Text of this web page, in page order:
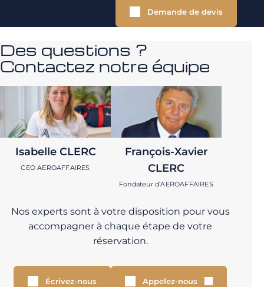
Demande de devis
Des questions ?
Contactez notre équipe
Isabelle CLERC
CEO AEROAFFAIRES
François-Xavier
CLERC
Fondateur d’AEROAFFAIRES
Nos experts sont à votre disposition pour vous
accompagner à chaque étape de votre
réservation.
Écrivez-nous Appelez-nous